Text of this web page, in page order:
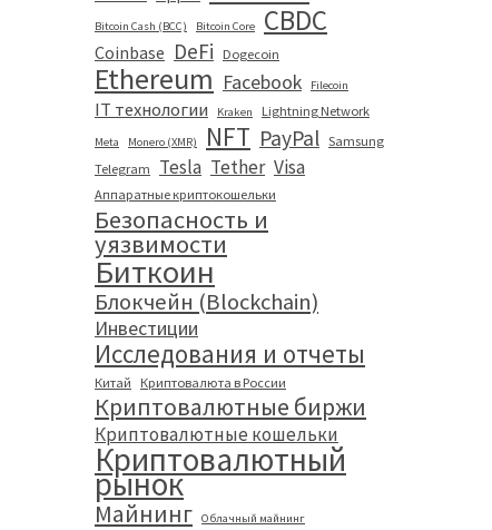
Bitcoin Cash (BCC) Bitcoin Core CBDC
Coinbase DeFi Dogecoin
Ethereum Facebook Filecoin
IT технологии Kraken Lightning Network
Meta Monero (XMR) NFT PayPal Samsung
Telegram
Tesla Tether Visa
Аппаратные криптокошельки
Безопасность и
уязвимости
Биткоин
Блокчейн (Blockchain)
Инвестиции
Исследования и отчеты
Китай Криптовалюта в России
Криптовалютные биржи
Криптовалютные кошельки
Криптовалютный
рынок
Майнинг
Облачный майнинг